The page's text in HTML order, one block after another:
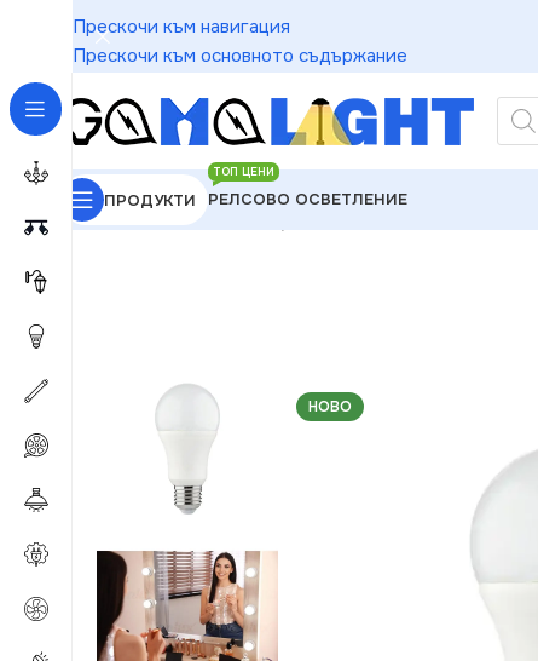
Прескочи към навигация
Прескочи към основното съдържание
ПРОДУКТИ РЕЛСОВО ОСВЕТЛЕНИЕ
ТОП ЦЕНИ
GAMALIGHT»
НОВО